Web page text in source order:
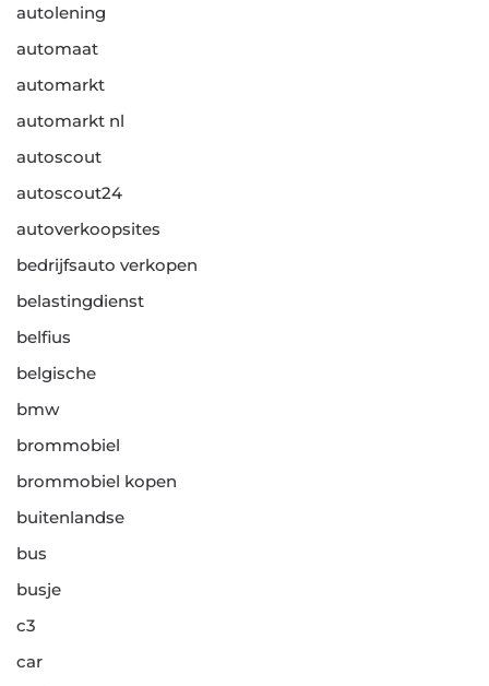
autolening
automaat
automarkt
automarkt nl
autoscout
autoscout24
autoverkoopsites
bedrijfsauto verkopen
belastingdienst
belfius
belgische
bmw
brommobiel
brommobiel kopen
buitenlandse
bus
busje
c3
car